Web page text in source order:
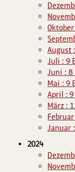
August
Juli : 9
Juni : 8
Mai : 9
April :
März :
Januar
2024